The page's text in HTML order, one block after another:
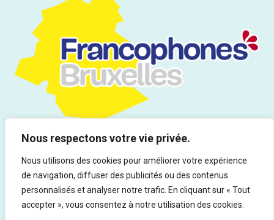
Nous respectons votre vie privée.
Nous utilisons des cookies pour améliorer votre expérience
de navigation, diffuser des publicités ou des contenus
personnalisés et analyser notre trafic. En cliquant sur « Tout
accepter », vous consentez à notre utilisation des cookies.
Tous droits réservés | Infor Drogues & Addictions asbl - Rue du
Marteau 19, 1000 Bruxelles - Ed. responsable : Rocco Vitali